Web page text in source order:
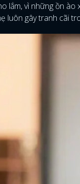
lắm, vì những ồn
luôn gây tranh cãi